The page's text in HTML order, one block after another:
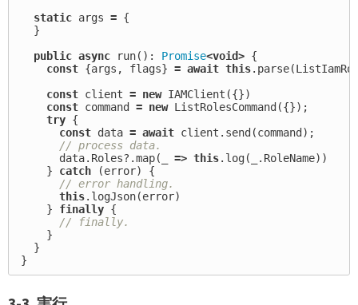
static args = {
}
public async run(): Promise<void> {
const {args , flags} = await this. parse(
const client = new IAMClient ({})
const command = new ListRolesCommand ({});
try {
const data = await client . send (command );
// process data.
data. Roles?.map( => this. log( . RoleName))
}
catch (error)
{
// error handling.
this. logJson(error)
}
finally {
// finally.
}
}
}